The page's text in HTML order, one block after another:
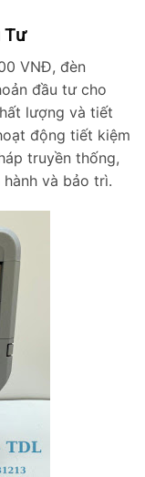
Tư
VNĐ, đèn
đầu tư cho
lượng và tiết
động tiết kiệm
truyền thống,
và bảo trì.